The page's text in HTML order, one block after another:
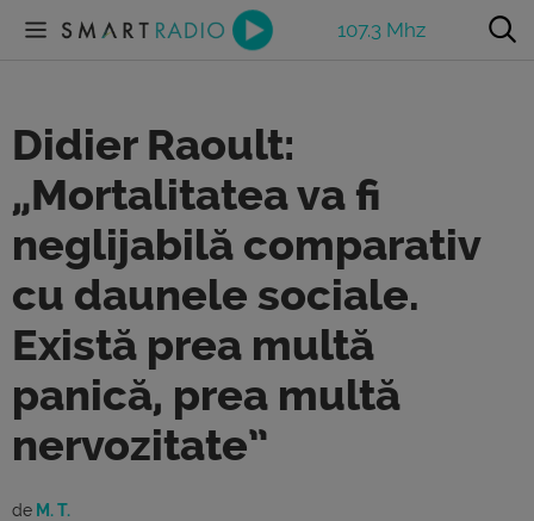
107.3 Mhz
Didier Raoult:
„Mortalitatea va fi
neglijabilă comparativ
cu daunele sociale.
Există prea multă
panică, prea multă
nervozitate”
de M. T.